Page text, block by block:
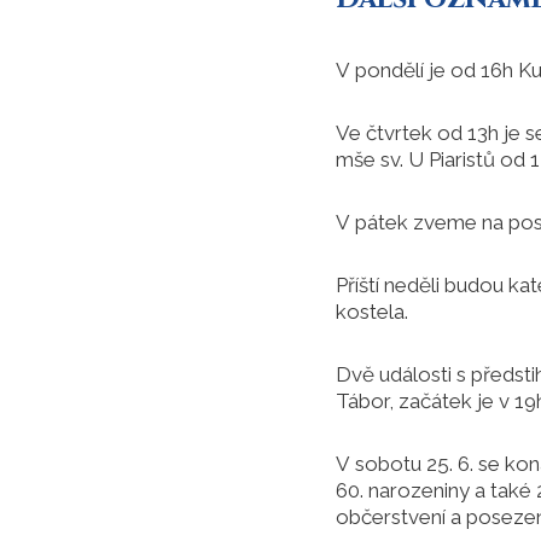
V pondělí je od 16h
Ve čtvrtek od 13h je
mše sv. U Piaristů od
V pátek zveme na
Příští neděli budou
kostela.
Dvě události s
Tábor, začátek je v
V sobotu 25. 6. se
60. narozeniny a také
občerstvení a